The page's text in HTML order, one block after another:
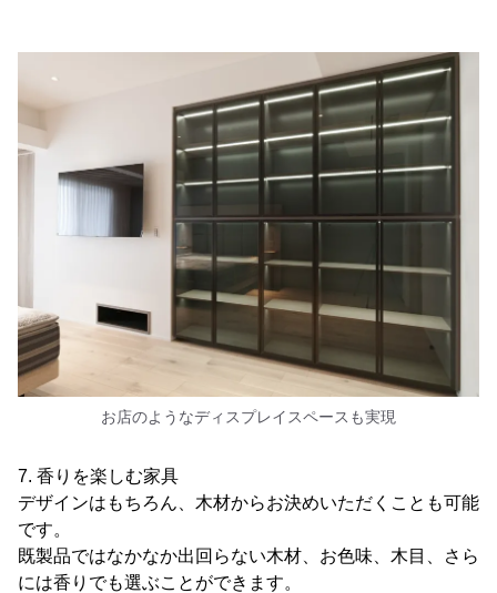
お店のようなディスプレイスペースも実現
7. 香りを楽しむ家具
デザインはもちろん、木材からお決めいただくことも可能
です。
既製品ではなかなか出回らない木材、お色味、木目、さら
には香りでも選ぶことができます。